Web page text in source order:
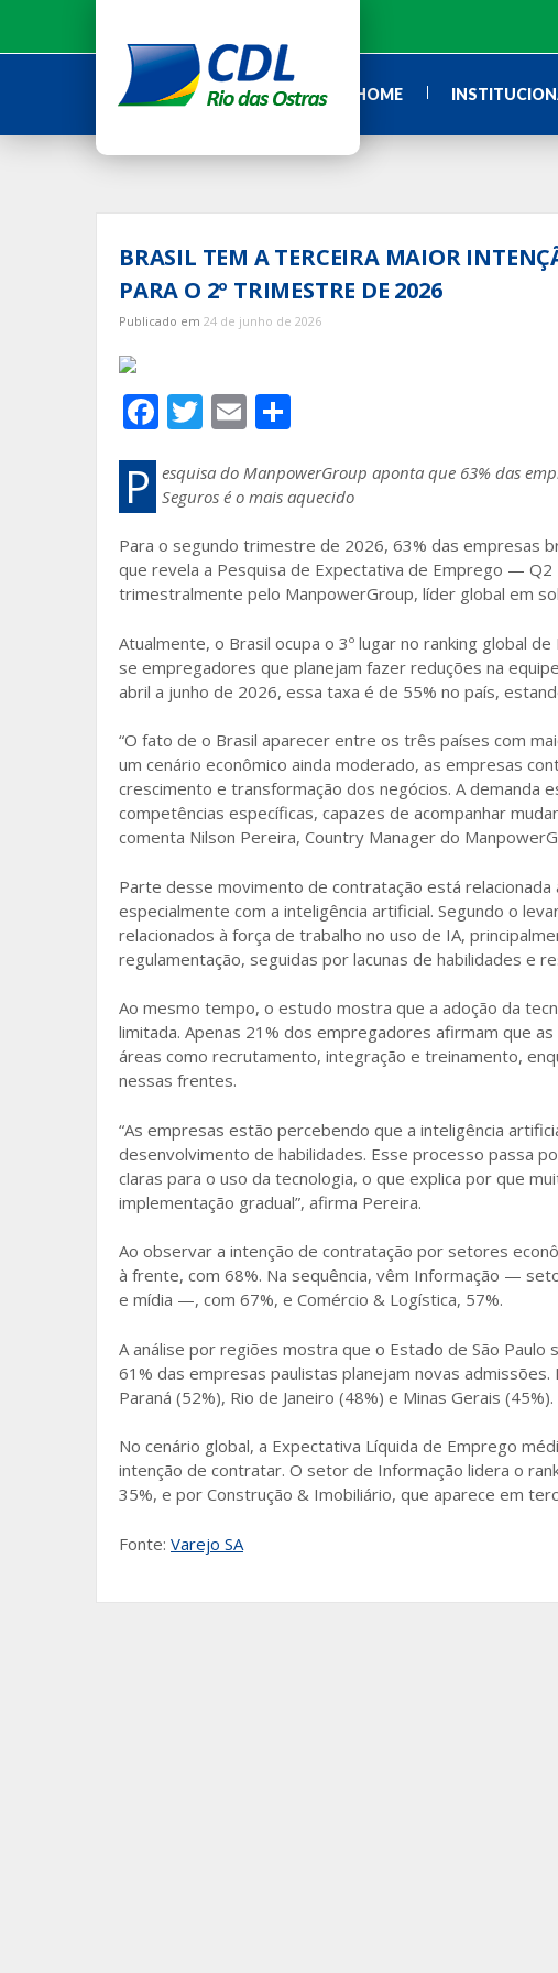
o
HOME
BRASIL TEM A TERCEIRA MAIOR
PARA O 2º TRIMESTRE DE 2026
Publicado em 24 de junho de 2026
F
ac
e
b
o
o
T
w
itt
er
E
m
ai
l
ar
e
P esquisa do ManpowerGroup aponta que 63% das
Seguros é o mais aquecido
Para o segundo trimestre de 2026, 63% das empresas
que revela a Pesquisa de Expectativa de Emprego —
trimestralmente pelo ManpowerGroup, líder global em
Atualmente, o Brasil ocupa o 3º lugar no ranking global
se empregadores que planejam fazer reduções na
abril a junho de 2026, essa taxa é de 55% no país,
“O fato de o Brasil aparecer entre os três países com
um cenário econômico ainda moderado, as empresas
crescimento e transformação dos negócios. A demanda
competências específicas, capazes de acompanhar
comenta Nilson Pereira, Country Manager do
Parte desse movimento de contratação está
especialmente com a inteligência artificial. Segundo o
relacionados à força de trabalho no uso de IA,
regulamentação, seguidas por lacunas de habilidades e
Ao mesmo tempo, o estudo mostra que a adoção da
limitada. Apenas 21% dos empregadores afirmam que
áreas como recrutamento, integração e treinamento,
nessas frentes.
“As empresas estão percebendo que a inteligência
desenvolvimento de habilidades. Esse processo passa
claras para o uso da tecnologia, o que explica por que
implementação gradual”, afirma Pereira.
Ao observar a intenção de contratação por setores
à frente, com 68%. Na sequência, vêm Informação —
e mídia —, com 67%, e Comércio & Logística, 57%.
A análise por regiões mostra que o Estado de São
61% das empresas paulistas planejam novas
Paraná (52%), Rio de Janeiro (48%) e Minas Gerais (45%).
No cenário global, a Expectativa Líquida de Emprego
intenção de contratar. O setor de Informação lidera o
35%, e por Construção & Imobiliário, que aparece em
Fonte: Varejo SA